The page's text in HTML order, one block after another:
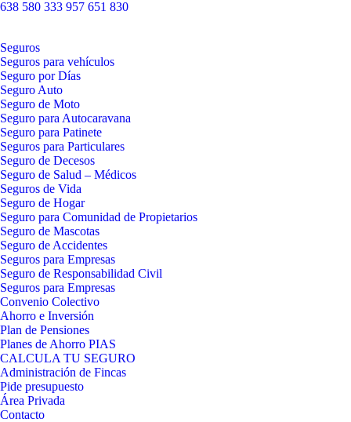
638 580 333 957 651 830
Seguros
Seguros para vehículos
Seguro por Días
Seguro Auto
Seguro de Moto
Seguro para Autocaravana
Seguro para Patinete
Seguros para Particulares
Seguro de Decesos
Seguro de Salud – Médicos
Seguros de Vida
Seguro de Hogar
Seguro para Comunidad de Propietarios
Seguro de Mascotas
Seguro de Accidentes
Seguros para Empresas
Seguro de Responsabilidad Civil
Seguros para Empresas
Convenio Colectivo
Ahorro e Inversión
Plan de Pensiones
Planes de Ahorro PIAS
CALCULA TU SEGURO
Administración de Fincas
Pide presupuesto
Área Privada
Contacto